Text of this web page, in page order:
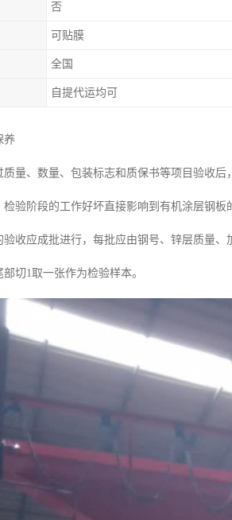
否
可贴膜
全国
自提代运均可
养
质量、数量、包装标志和质保书等项目验收
检验阶段的工作好坏直接影响到有机涂层钢
验收应成批进行，每批应由钢号、锌层质量
切1取一张作为检验样本。